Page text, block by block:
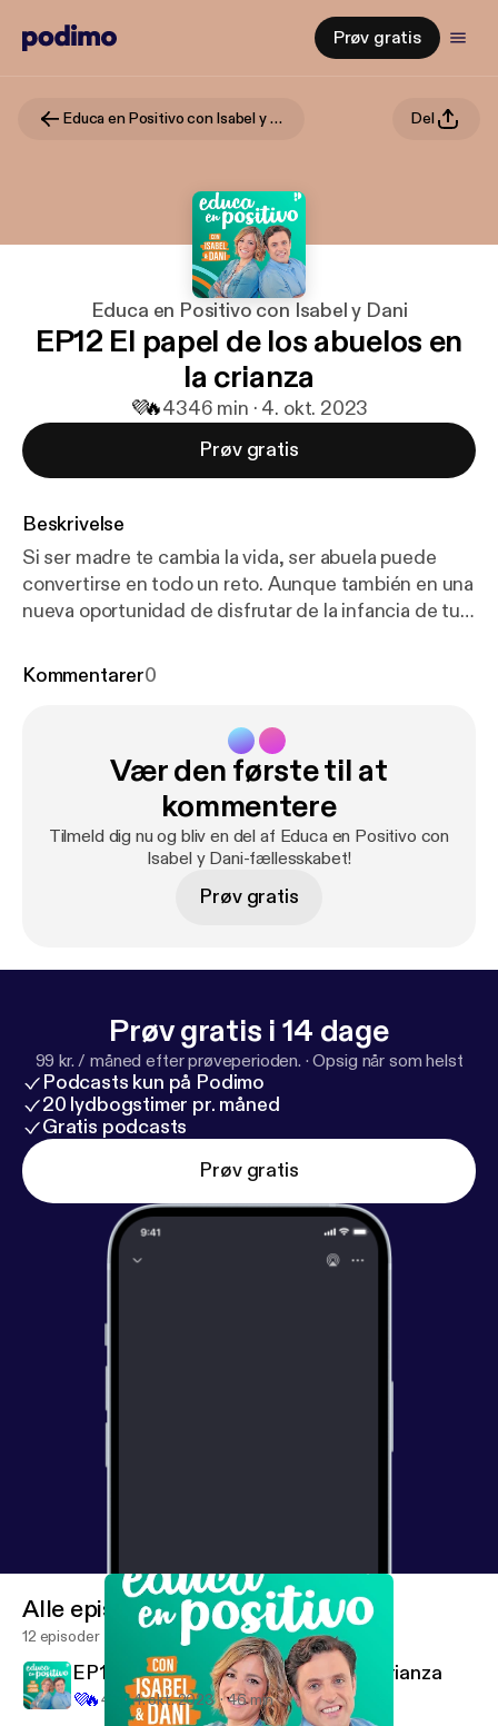
Prøv gratis
Educa en Positivo con Isabel y Dani Del
Educa en Positivo con Isabel y Dani
EP12 El papel de los abuelos en
la crianza
💜🔥4346 min · 4. okt. 2023
Prøv gratis
Beskrivelse
Si ser madre te cambia la vida, ser abuela puede
convertirse en todo un reto. Aunque también en una
nueva oportunidad de disfrutar de la infancia de tus
decidimos introducir cambios en nuestra manera de
Martín, la abuela molona, madre de Isabel y suegra
de Dani. Las risas, reflexiones y debates están
servidos en este episodio. Educa en Positivo con
Isabel y Dani cada miércoles en Podimo.
Kommentarer0
Vær den første til at
kommentere
Tilmeld dig nu og bliv en del af Educa en Positivo con
Isabel y Dani-fællesskabet!
Prøv gratis
Prøv gratis i 14 dage
99 kr. / måned efter prøveperioden. ·Opsig når som helst
Podcasts kun på Podimo
20 lydbogstimer pr. måned
Gratis podcasts
Prøv gratis
Alle episoder
12 episoder
EP12 El papel de los abuelos en la crianza
💜🔥43 4. okt. 2023 46 min